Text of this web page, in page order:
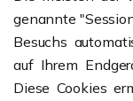
genannte
Besuchs
auf Ihrem
Diese Cookies